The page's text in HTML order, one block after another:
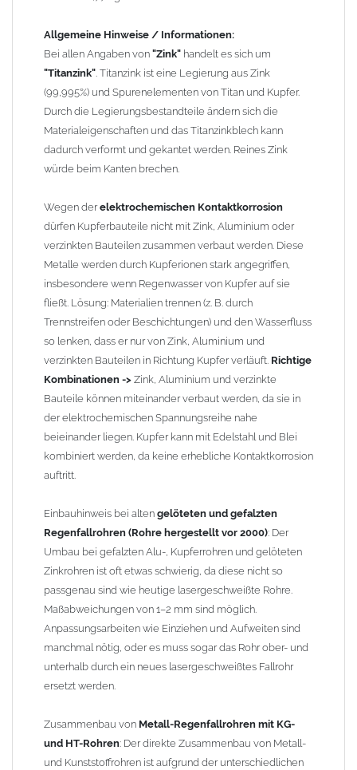
elektrochemischen Spannungsreihe nahe beieinander liegen.
erhebliche Kontaktkorrosion auftritt.
Einbauhinweis bei altengelöteten und gefalzten
Regenfallrohren (Rohre hergestellt vor 2000): Der Umbau bei
gefalzten Alu-, Kupferrohren und gelöteten Zinkrohren ist oft
etwas schwierig, da diese nicht so passgenau sind wie heutige
lasergeschweißte Rohre. Maßabweichungen von 1–2 mm sind
möglich. Anpassungsarbeiten wie Einziehen und Aufweiten sind
unterhalb durch ein neues lasergeschweißtes Fallrohr ersetzt
werden.
Zusammenbau vonMetall-Regenfallrohren mit KG- und HT-
Rohren: Der direkte Zusammenbau von Metall- und
Kunststoffrohren ist aufgrund der unterschiedlichen
Wandstärken nur eingeschränkt möglich. Zu diesem Zweck
führen wir einige Adapter in unserem Sortiment. Bei Fragen
stehen wir Ihnen gern zur Verfügung.
Allgemeine Hinweise / Informationen:
Bei allen Angaben von "Zink" handelt es sich um
"Titanzink". Titanzink ist eine Legierung aus Zink
(99,995%) und Spurenelementen von Titan und Kupfer.
Durch die Legierungsbestandteile ändern sich die
Materialeigenschaften und das Titanzinkblech kann
dadurch verformt und gekantet werden. Reines Zink
würde beim Kanten brechen.
Wegen derelektrochemischen Kontaktkorrosion
dürfen Kupferbauteile nicht mit Zink, Aluminium oder
verzinkten Bauteilen zusammen verbaut werden. Diese
Metalle werden durch Kupferionen stark angegriffen,
insbesondere wenn Regenwasser von Kupfer auf sie
fließt. Lösung: Materialien trennen (z. B. durch
Trennstreifen oder Beschichtungen) und den Wasserfluss
so lenken, dass er nur von Zink, Aluminium und
verzinkten Bauteilen in Richtung Kupfer verläuft. Richtige
Kombinationen -> Zink, Aluminium und verzinkte
Bauteile können miteinander verbaut werden, da sie in
der elektrochemischen Spannungsreihe nahe
beieinander liegen. Kupfer kann mit Edelstahl und Blei
kombiniert werden, da keine erhebliche Kontaktkorrosion
auftritt.
Einbauhinweis bei alten gelöteten und gefalzten
Regenfallrohren (Rohre hergestellt vor 2000): Der
Umbau bei gefalzten Alu-, Kupferrohren und gelöteten
Zinkrohren ist oft etwas schwierig, da diese nicht so
passgenau sind wie heutige lasergeschweißte Rohre.
Maßabweichungen von 1–2 mm sind möglich.
Anpassungsarbeiten wie Einziehen und Aufweiten sind
manchmal nötig, oder es muss sogar das Rohr ober- und
unterhalb durch ein neues lasergeschweißtes Fallrohr
ersetzt werden.
Zusammenbau von Metall-Regenfallrohren mit KG-
und HT-Rohren: Der direkte Zusammenbau von Metall-
und Kunststoffrohren ist aufgrund der unterschiedlichen